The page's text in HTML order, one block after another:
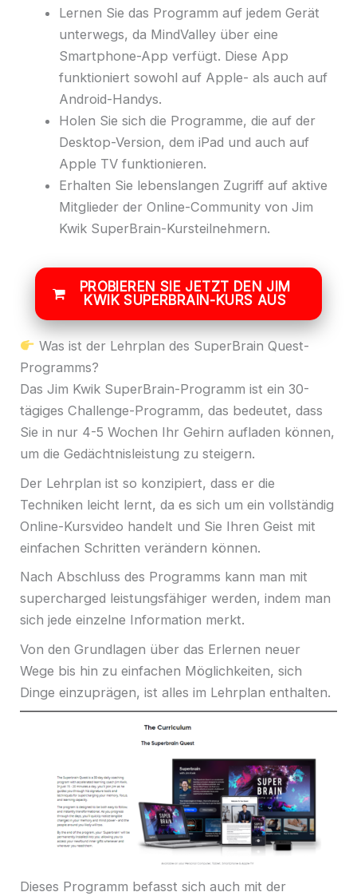
Lernen Sie das Programm auf jedem Gerät
unterwegs, da MindValley über eine
Smartphone-App verfügt. Diese App
funktioniert sowohl auf Apple- als auch auf
Android-Handys.
Holen Sie sich die Programme, die auf der
Desktop-Version, dem iPad und auch auf
Apple TV funktionieren.
Erhalten Sie lebenslangen Zugriff auf aktive
Mitglieder der Online-Community von Jim
Kwik SuperBrain-Kursteilnehmern.
PROBIEREN SIE JETZT DEN JIM
KWIK SUPERBRAIN-KURS AUS
Was ist der Lehrplan des SuperBrain Quest-
Programms?
Das Jim Kwik SuperBrain-Programm ist ein 30-
tägiges Challenge-Programm, das bedeutet, dass
Sie in nur 4-5 Wochen Ihr Gehirn aufladen können,
um die Gedächtnisleistung zu steigern.
Der Lehrplan ist so konzipiert, dass er die
Techniken leicht lernt, da es sich um ein vollständig
Online-Kursvideo handelt und Sie Ihren Geist mit
einfachen Schritten verändern können.
Nach Abschluss des Programms kann man mit
supercharged leistungsfähiger werden, indem man
sich jede einzelne Information merkt.
Von den Grundlagen über das Erlernen neuer
Wege bis hin zu einfachen Möglichkeiten, sich
Dinge einzuprägen, ist alles im Lehrplan enthalten.
Dieses Programm befasst sich auch mit der